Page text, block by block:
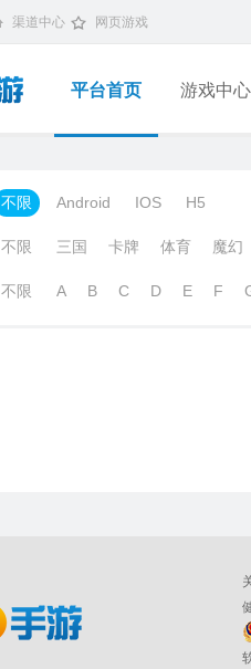
渠道中心 网页游戏
平台首页 游戏中心
不限 Android IOS H5
不限 三国 卡牌 体育 魔幻
不限 A B C D E F